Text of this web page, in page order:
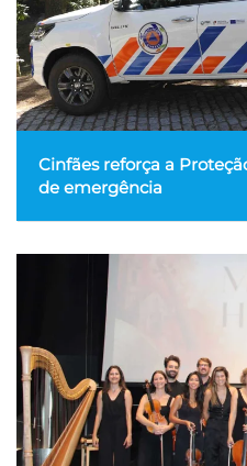
Cinfães reforça a
de emergência